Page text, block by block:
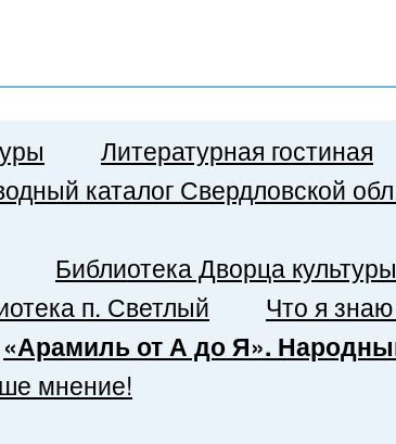
Литературная гостиная
каталог Свердловской
Библиотека Дворца
п. Светлый
Что я
«Арамиль от А до Я».
мнение!